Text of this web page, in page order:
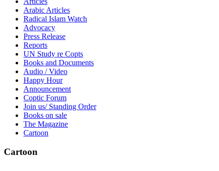
Arabic Articles
Radical Islam Watch
Advocacy
Press Release
Reports
UN Study re Copts
Books and Documents
Audio / Video
Happy Hour
Announcement
Coptic Forum
Join us/ Standing Order
Books on sale
The Magazine
Cartoon
Cartoon